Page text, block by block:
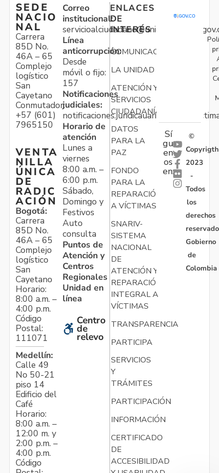
SEDE
NACIO
NAL
Carrera
85D No.
46A – 65
Complejo
logístico
San
Cayetano
Conmutador:
+57 (601)
7965150
VENTA
NILLA
ÚNICA
DE
RADIC
ACIÓN
Bogotá:
Carrera
85D No.
46A – 65
Complejo
logístico
San
Cayetano
Horario:
8:00 a.m. –
4:00 p.m.
Código
Postal:
111071
Medellín:
Calle 49
No 50-21
piso 14
Edificio del
Café
Horario:
8:00 a.m. –
12:00 m. y
2:00 p.m. –
4:00 p.m.
Código
Correo
institucional:
Línea
anticorrupción:
Desde
móvil o fijo:
157
Notificaciones
judiciales:
Horario de
atención
Lunes a
viernes
8:00 a.m. –
6:00 p.m.
Sábado,
Domingo y
Festivos
Auto
consulta
Puntos de
Atención y
Centros
Regionales
Unidad en
línea
Centro
de
relevo
ENLACES
DE
INTERÉS
COMUNICACIONES
LA UNIDAD
ATENCIÓN Y
SERVICIOS
CIUDADANÍA
DATOS
PARA LA
PAZ
FONDO
PARA LA
REPARACIÓN
A VÍCTIMAS
SNARIV-
SISTEMA
NACIONAL
DE
ATENCIÓN Y
REPARACIÓN
INTEGRAL A
VÍCTIMAS
TRANSPARENCIA
PARTICIPA
SERVICIOS
Y
TRÁMITES
PARTICIPACIÓN
INFORMACIÓN
CERTIFICADO
DE
ACCESIBILIDAD
Sí
gu
en
os
en:
©
Copyrigth
2023
-
Todos
los
derechos
Gobierno
de
Colombia